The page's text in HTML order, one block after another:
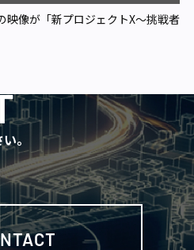
映像が「新プロジェクトX〜挑戦者
。